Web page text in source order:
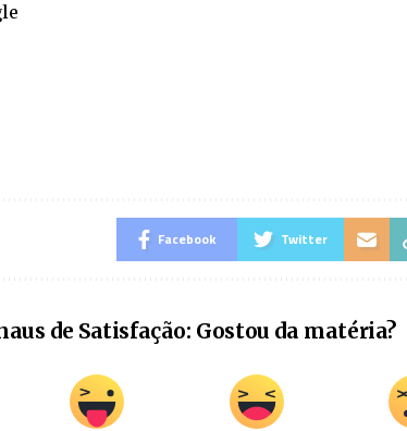
Facebook Twitter
de Satisfação: Gostou da matéria?